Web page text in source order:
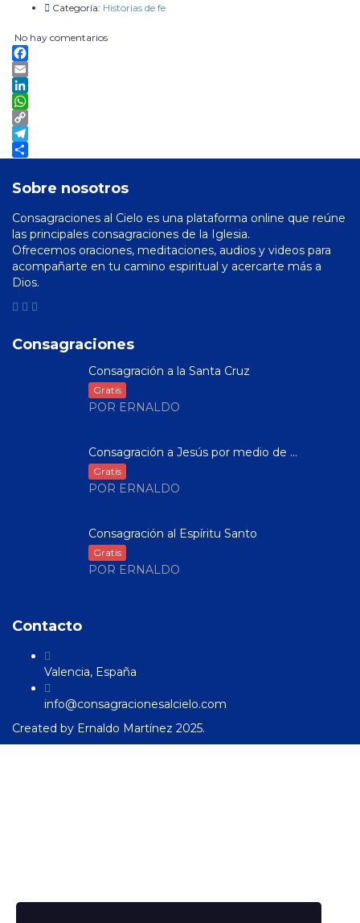
Categoría: Historias de fe
No hay comentarios
Facebook
Email
LinkedIn
WhatsApp
Copy
Link
Telegram
Sobre nosotros
Consagraciones al Cielo es una plataforma online que reúne
las principales consagraciones de la Iglesia.
Ofrecemos oraciones, meditaciones, audios y videos para
acompañarte en tu camino espiritual y acercarte más a
Dios.
Consagraciones
Consagración a la Santa Cruz
Gratis
POR ERNALDO
Consagración a Jesús por medio de ...
Gratis
POR ERNALDO
Consagración al Espíritu Santo
Gratis
POR ERNALDO
Contacto
Valencia, España
info@consagracionesalcielo.com
Created by Ernaldo Martínez 2025.